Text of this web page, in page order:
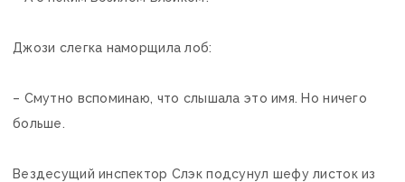
Джози слегка наморщила лоб:
– Смутно вспоминаю, что слышала это имя. Но ничего
больше.
Вездесущий инспектор Слэк подсунул шефу листок из